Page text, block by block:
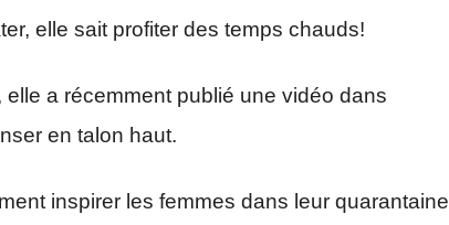
elle sait profiter des temps chauds!
a récemment publié une vidéo dans
en talon haut.
inspirer les femmes dans leur quarantaine